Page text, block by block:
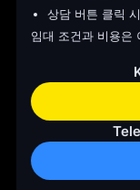
상담 버튼 클릭
임대 조건과 비용은